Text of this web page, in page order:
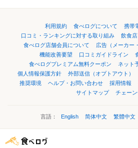
利用規約 食べログについて
携帯
口コミ・ランキングに対する取り組み
飲食
食べログ店舗会員について
広告（メーカー
機能改善要望
口コミガイドライン
食べログプレミアム無料クーポン
ネット
個人情報保護方針
外部送信（オプトアウト）
推奨環境
ヘルプ・お問い合わせ 採用情報
サイトマップ
チェー
言語： English 简体中文 繁體中文